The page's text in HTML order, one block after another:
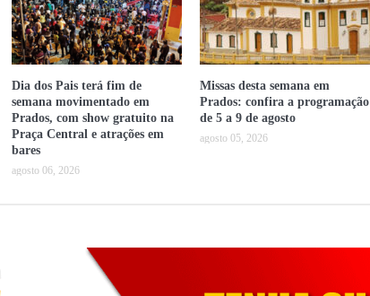
Dia dos Pais terá fim de
semana movimentado em
Prados, com show gratuito na
Praça Central e atrações em
bares
agosto 06, 2026
Missas desta semana em
Prados: confira a programação
de 5 a 9 de agosto
agosto 05, 2026